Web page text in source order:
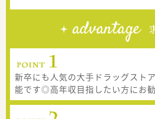
advantage
新卒にも人気の大手ドラッグスト
能です◎高年収目指したい方にお勧